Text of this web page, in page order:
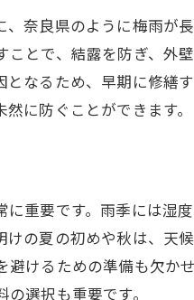
気候に応じた補修技術の進
教える補修のタイミング
奈良県のように梅雨が
とで、結露を防ぎ、外
なるため、早期に修繕
に防ぐことができます。
重要です。雨季には湿
の夏の初めや秋は、天
けるための準備も欠か
選択も重要です。